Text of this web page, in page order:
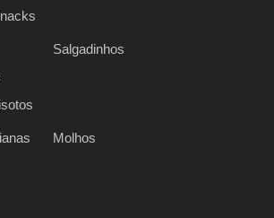
Salgadinhos
Molhos